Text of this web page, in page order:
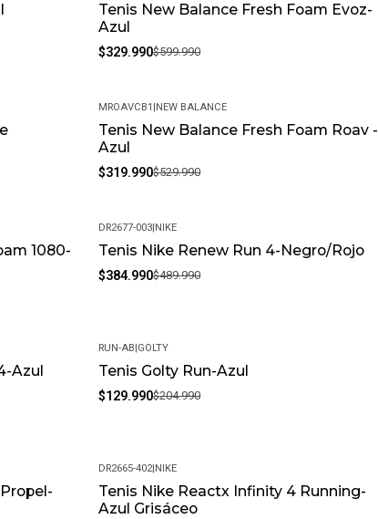
-45%
Tenis New Balance Fresh Foam Evoz-
Azul
$329.990$599.990
-40%
MROAVCB1 |NEW BALANCE
Tenis New Balance Fresh Foam Roav -
Azul
$319.990$529.990
1080-
-21%
DR2677-003|NIKE
Tenis Nike Renew Run 4-Negro/Rojo
$384.990$489.990
Azul -37%
RUN-AB|GOLTY
Tenis Golty Run-Azul
$129.990$204.990
-21%
DR2665-402|NIKE
Tenis Nike Reactx Infinity 4 Running-
Azul Grisáceo